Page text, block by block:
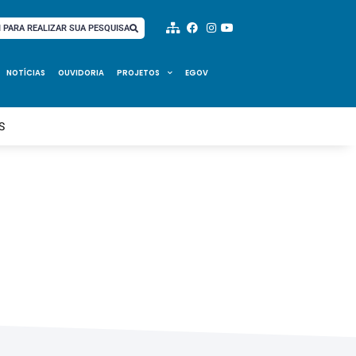
PARA REALIZAR SUA PESQUISA
NOTÍCIAS OUVIDORIA PROJETOS EGOV